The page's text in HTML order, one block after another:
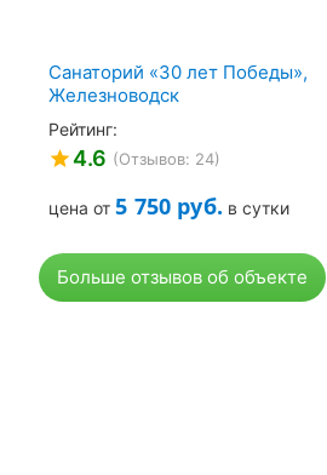
Санаторий «30 лет Победы»,
Железноводск
Рейтинг:
4.6 (Отзывов: 24)
цена от 5 750 руб. в сутки
Больше отзывов об объекте